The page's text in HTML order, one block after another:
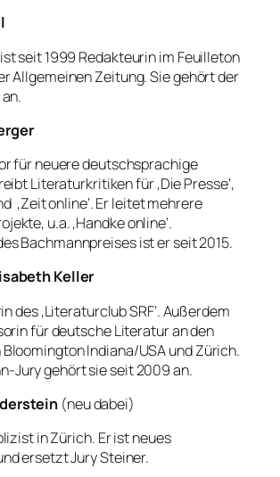
seit 1999 Redakteurin im Feuilleton
Allgemeinen Zeitung. Sie gehört der
für neuere deutschsprachige
Literaturkritiken für ‚Die Presse‘,
‚Zeit online‘. Er leitet mehrere
u.a. ‚Handke online‘.
Bachmannpreises ist er seit 2015.
Keller
des ‚Literaturclub SRF‘. Außerdem
für deutsche Literatur an den
Indiana/USA und Zürich.
Jury gehört sie seit 2009 an.
(neu dabei)
in Zürich. Er ist neues
ersetzt Jury Steiner.